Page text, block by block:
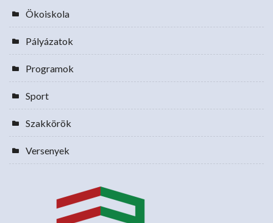
Ökoiskola
Pályázatok
Programok
Sport
Szakkörök
Versenyek